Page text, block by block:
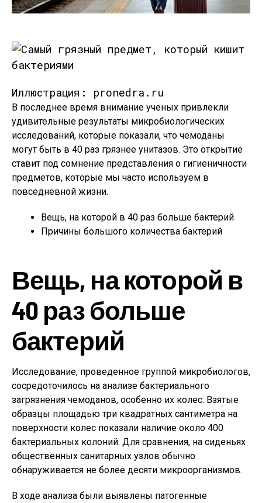
Иллюстрация: pronedra.ru
В последнее время внимание ученых привлекли
удивительные результаты микробиологических
исследований, которые показали, что чемоданы
могут быть в 40 раз грязнее унитазов. Это открытие
ставит под сомнение представления о гигиеничности
предметов, которые мы часто используем в
повседневной жизни.
Вещь, на которой в 40 раз больше бактерий
Причины большого количества бактерий
Вещь, на которой в
40 раз больше
бактерий
Исследование, проведенное группой микробиологов,
сосредоточилось на анализе бактериального
загрязнения чемоданов, особенно их колес. Взятые
образцы площадью три квадратных сантиметра на
поверхности колес показали наличие около 400
бактериальных колоний. Для сравнения, на сиденьях
общественных санитарных узлов обычно
обнаруживается не более десяти микроорганизмов.
В ходе анализа были выявлены патогенные